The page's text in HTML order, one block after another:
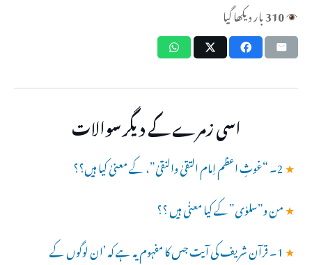
310بار دیکھا گیا
اسی زمرے کے دیگر سوالات
★2۔ “غوثِ اعظم اِمام التقیٰ والنقیٰ”، کے معنیٰ کیا ہیں؟؟
★من و”سلوٰی”کے کیا معنٰی ہیں ؟؟
★ 1۔ قرآن شریف کی آیت جس کا مفہوم یہ ہے کہ ’ان لوگوں کے